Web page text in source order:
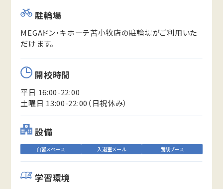
駐輪場
MEGAドン・キホーテ苫小牧店の駐輪場がご利用いた
だけます。
開校時間
平日 16:00-22:00
土曜日 13:00-22:00（日祝休み）
設備
自習スペース 入退室メール 面談ブース
学習環境